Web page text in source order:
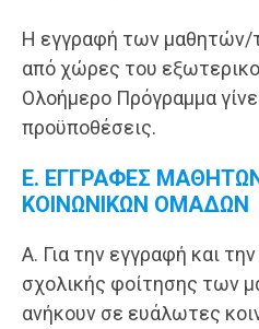
Η εγγραφή των μαθητών/
από χώρες του
Ολοήμερο Πρόγραμμα
προϋποθέσεις.
Ε. ΕΓΓΡΑΦΕΣ
ΚΟΙΝΩΝΙΚΩΝ ΟΜΑΔΩΝ
Α. Για την εγγραφή και
σχολικής φοίτησης των
ανήκουν σε ευάλωτες